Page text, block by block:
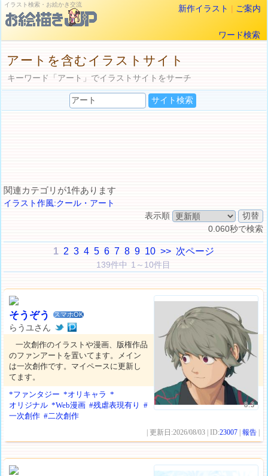
イラスト検索・お絵かき交流 新作イラスト | ご案内
ワード検索
アートを含むイラストサイト
キーワード「アート」でイラストサイトをサーチ
関連カテゴリが1件あります
イラスト作風:クール・アート
表示順
0.060秒で検索
1 2 3 4 5 6 7 8 9 10 >> 次ページ
139件中 1～10件目
8.3
そうぞう スマホOK
らうユさん
一次創作のイラストや漫画、版権作品
のファンアートを置いてます。メイン
は一次創作です。マイペースに更新し
てます。
*ファンタジー *オリキャラ *
オリジナル *Web漫画 #残虐表現有り
#
一次創作 #二次創作
| 更新日:2026/08/03 | ID:23007 |報告